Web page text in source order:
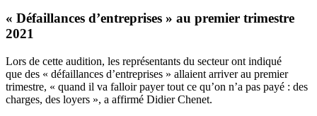
« Défaillances d’entreprises » au premier trimestre
2021
Lors de cette audition, les représentants du secteur ont indiqué
que des « défaillances d’entreprises » allaient arriver au premier
trimestre, « quand il va falloir payer tout ce qu’on n’a pas payé : des
charges, des loyers », a affirmé Didier Chenet.